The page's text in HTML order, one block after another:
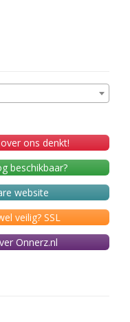
ons denkt!
beschikbaar?
website
veilig? SSL
Onnerz.nl